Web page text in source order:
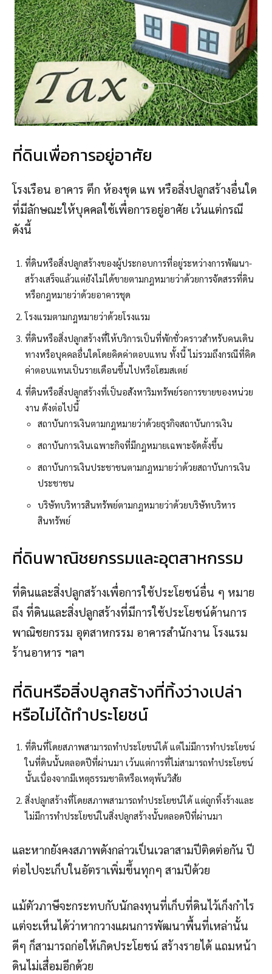
ที่ดินเพื่อการอยู่อาศัย
โรงเรือน อาคาร ตึก ห้องชุด แพ หรือสิ่งปลูกสร้างอื่นใด
ที่มีลักษณะให้บุคคลใช้เพื่อการอยู่อาศัย เว้นแต่กรณี
ดังนี้
ที่ดินหรือสิ่งปลูกสร้างของผู้ประกอบการที่อยู่ระหว่างการพัฒนา-
สร้างเสร็จแล้วแต่ยังไม่ได้ขายตามกฎหมายว่าด้วยการจัดสรรที่ดิน
หรือกฎหมายว่าด้วยอาคารชุด
โรงแรมตามกฎหมายว่าด้วยโรงแรม
ที่ดินหรือสิ่งปลูกสร้างที่ให้บริการเป็นที่พักชั่วคราวสำหรับคนเดิน
ทางหรือบุคคลอื่นใดโดยคิดค่าตอบแทน ทั้งนี้ ไม่รวมถึงกรณีที่คิด
ค่าตอบแทนเป็นรายเดือนขึ้นไปหรือโฮมสเตย์
ที่ดินหรือสิ่งปลูกสร้างที่เป็นอสังหาริมทรัพย์รอการขายของหน่วย
งาน ดังต่อไปนี้
สถาบันการเงินตามกฎหมายว่าด้วยธุรกิจสถาบันการเงิน
สถาบันการเงินเฉพาะกิจที่มีกฎหมายเฉพาะจัดตั้งขึ้น
สถาบันการเงินประชาชนตามกฎหมายว่าด้วยสถาบันการเงิน
ประชาชน
บริษัทบริหารสินทรัพย์ตามกฎหมายว่าด้วยบริษัทบริหาร
สินทรัพย์
ที่ดินพาณิชยกรรมและอุตสาหกรรม
ที่ดินและสิ่งปลูกสร้างเพื่อการใช้ประโยชน์อื่น ๆ หมาย
ถึง ที่ดินและสิ่งปลูกสร้างที่มีการใช้ประโยชน์ด้านการ
พาณิชยกรรม อุตสาหกรรม อาคารสำนักงาน โรงแรม
ร้านอาหาร ฯลฯ
ที่ดินหรือสิ่งปลูกสร้างที่ทิ้งว่างเปล่า
หรือไม่ได้ทำประโยชน์
ที่ดินที่โดยสภาพสามารถทำประโยชน์ได้ แต่ไม่มีการทำประโยชน์
ในที่ดินนั้นตลอดปีที่ผ่านมา เว้นแต่การที่ไม่สามารถทำประโยชน์
นั้นเนื่องจากมีเหตุธรรมชาติหรือเหตุพ้นวิสัย
สิ่งปลูกสร้างที่โดยสภาพสามารถทำประโยชน์ได้ แต่ถูกทิ้งร้างและ
ไม่มีการทำประโยชน์ในสิ่งปลูกสร้างนั้นตลอดปีที่ผ่านมา
และหากยังคงสภาพดังกล่าวเป็นเวลาสามปีติดต่อกัน ปี
ต่อไปจะเก็บในอัตราเพิ่มขึ้นทุกๆ สามปีด้วย
แม้ตัวภาษีจะกระทบกับนักลงทุนที่เก็บที่ดินไว้เก็งกำไร
แต่จะเห็นได้ว่าหากวางแผนการพัฒนาพื้นที่เหล่านั้น
ดีๆ ก็สามารถก่อให้เกิดประโยชน์ สร้างรายได้ แถมหน้า
ดินไม่เสื่อมอีกด้วย